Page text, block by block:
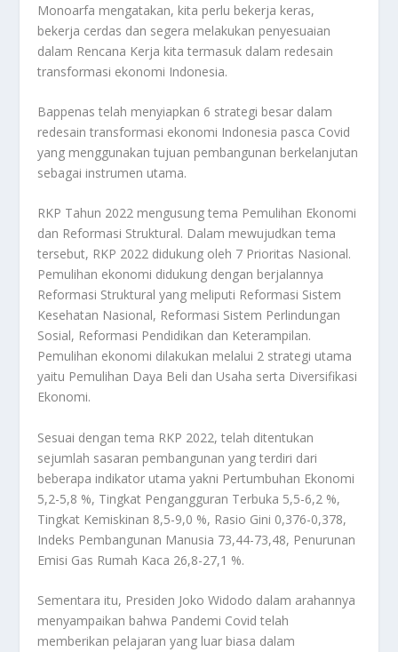
Monoarfa mengatakan, kita perlu bekerja keras,
bekerja cerdas dan segera melakukan penyesuaian
dalam Rencana Kerja kita termasuk dalam redesain
transformasi ekonomi Indonesia.
Bappenas telah menyiapkan 6 strategi besar dalam
redesain transformasi ekonomi Indonesia pasca Covid
yang menggunakan tujuan pembangunan berkelanjutan
sebagai instrumen utama.
RKP Tahun 2022 mengusung tema Pemulihan Ekonomi
dan Reformasi Struktural. Dalam mewujudkan tema
tersebut, RKP 2022 didukung oleh 7 Prioritas Nasional.
Pemulihan ekonomi didukung dengan berjalannya
Reformasi Struktural yang meliputi Reformasi Sistem
Kesehatan Nasional, Reformasi Sistem Perlindungan
Sosial, Reformasi Pendidikan dan Keterampilan.
Pemulihan ekonomi dilakukan melalui 2 strategi utama
yaitu Pemulihan Daya Beli dan Usaha serta Diversifikasi
Ekonomi.
Sesuai dengan tema RKP 2022, telah ditentukan
sejumlah sasaran pembangunan yang terdiri dari
beberapa indikator utama yakni Pertumbuhan Ekonomi
5,2-5,8 %, Tingkat Pengangguran Terbuka 5,5-6,2 %,
Tingkat Kemiskinan 8,5-9,0 %, Rasio Gini 0,376-0,378,
Indeks Pembangunan Manusia 73,44-73,48, Penurunan
Emisi Gas Rumah Kaca 26,8-27,1 %.
Sementara itu, Presiden Joko Widodo dalam arahannya
menyampaikan bahwa Pandemi Covid telah
memberikan pelajaran yang luar biasa dalam